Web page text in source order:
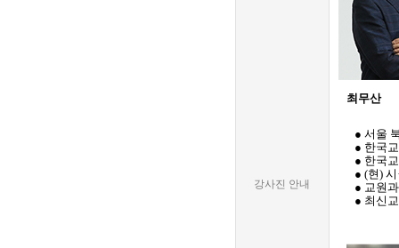
강사진 안내
최무산
● 서울
● 한국
● 한국
● (현)
● 교원
● 최신